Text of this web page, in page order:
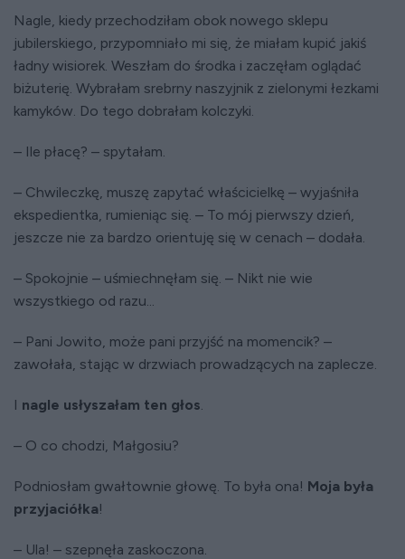
Nagle, kiedy przechodziłam obok nowego sklepu
jubilerskiego, przypomniało mi się, że miałam kupić jakiś
ładny wisiorek. Weszłam do środka i zaczęłam oglądać
biżuterię. Wybrałam srebrny naszyjnik z zielonymi łezkami
kamyków. Do tego dobrałam kolczyki.
– Ile płacę? – spytałam.
– Chwileczkę, muszę zapytać właścicielkę – wyjaśniła
ekspedientka, rumieniąc się. – To mój pierwszy dzień,
jeszcze nie za bardzo orientuję się w cenach – dodała.
– Spokojnie – uśmiechnęłam się. – Nikt nie wie
wszystkiego od razu...
– Pani Jowito, może pani przyjść na momencik? –
zawołała, stając w drzwiach prowadzących na zaplecze.
I nagle usłyszałam ten głos.
– O co chodzi, Małgosiu?
Podniosłam gwałtownie głowę. To była ona! Moja była
przyjaciółka!
– Ula! – szepnęła zaskoczona.